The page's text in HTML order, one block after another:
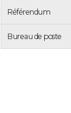
Référendum
Bureau de poste